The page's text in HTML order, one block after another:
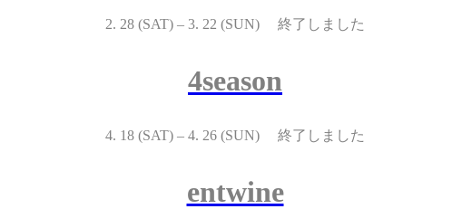
2. 28 (SAT) – 3. 22 (SUN) 終了しました
4season
4. 18 (SAT) – 4. 26 (SUN) 終了しました
entwine